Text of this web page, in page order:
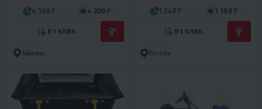
4 160 ₽ 4 300 ₽
В 1 КЛИК
Тайвань
1 240 ₽ 1 180 ₽
В 1 КЛИК
Россия